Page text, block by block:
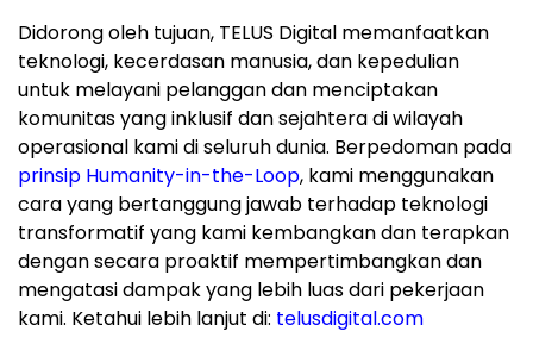
Didorong oleh tujuan, TELUS Digital memanfaatkan
teknologi, kecerdasan manusia, dan kepedulian
untuk melayani pelanggan dan menciptakan
komunitas yang inklusif dan sejahtera di wilayah
operasional kami di seluruh dunia. Berpedoman pada
prinsip Humanity-in-the-Loop, kami menggunakan
cara yang bertanggung jawab terhadap teknologi
transformatif yang kami kembangkan dan terapkan
dengan secara proaktif mempertimbangkan dan
mengatasi dampak yang lebih luas dari pekerjaan
kami. Ketahui lebih lanjut di: telusdigital.com